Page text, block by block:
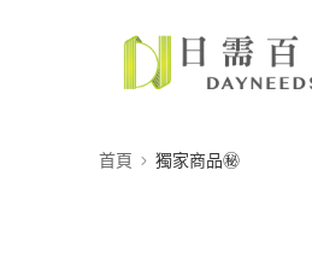
首頁 獨家商品㊙️